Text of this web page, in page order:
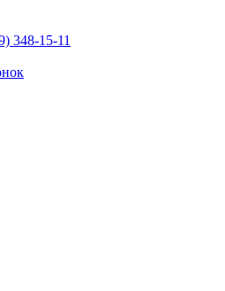
348-15-11